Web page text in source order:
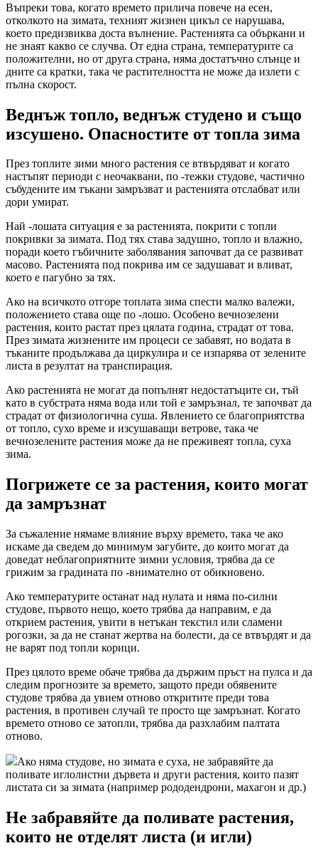
Въпреки това, когато времето прилича повече на есен,
отколкото на зимата, техният жизнен цикъл се нарушава,
което предизвиква доста вълнение. Растенията са объркани и
не знаят какво се случва. От една страна, температурите са
положителни, но от друга страна, няма достатъчно слънце и
дните са кратки, така че растителността не може да излети с
пълна скорост.
Веднъж топло, веднъж студено и също
изсушено. Опасностите от топла зима
През топлите зими много растения се втвърдяват и когато
настъпят периоди с неочаквани, по -тежки студове, частично
събудените им тъкани замръзват и растенията отслабват или
дори умират.
Най -лошата ситуация е за растенията, покрити с топли
покривки за зимата. Под тях става задушно, топло и влажно,
поради което гъбичните заболявания започват да се развиват
масово. Растенията под покрива им се задушават и вливат,
което е пагубно за тях.
Ако на всичкото отгоре топлата зима спести малко валежи,
положението става още по -лошо. Особено вечнозелени
растения, които растат през цялата година, страдат от това.
През зимата жизнените им процеси се забавят, но водата в
тъканите продължава да циркулира и се изпарява от зелените
листа в резултат на транспирация.
Ако растенията не могат да попълнят недостатъците си, тъй
като в субстрата няма вода или той е замръзнал, те започват да
страдат от физиологична суша. Явлението се благоприятства
от топло, сухо време и изсушаващи ветрове, така че
вечнозелените растения може да не преживеят топла, суха
зима.
Погрижете се за растения, които могат
да замръзнат
За съжаление нямаме влияние върху времето, така че ако
искаме да сведем до минимум загубите, до които могат да
доведат неблагоприятните зимни условия, трябва да се
грижим за градината по -внимателно от обикновено.
Ако температурите останат над нулата и няма по-силни
студове, първото нещо, което трябва да направим, е да
открием растения, увити в нетъкан текстил или сламени
рогозки, за да не станат жертва на болести, да се втвърдят и да
не варят под топли корици.
През цялото време обаче трябва да държим пръст на пулса и да
следим прогнозите за времето, защото преди обявените
студове трябва да увием отново откритите преди това
растения, в противен случай те просто ще замръзнат. Когато
времето отново се затопли, трябва да разхлабим палтата
отново.
Ако няма студове, но зимата е суха, не забравяйте да
поливате иглолистни дървета и други растения, които пазят
листата си за зимата (например рододендрони, махагон и др.)
Не забравяйте да поливате растения,
които не отделят листа (и игли)